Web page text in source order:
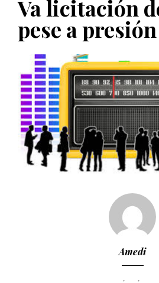
PUBLICADO EL 5 ENERO, 2023
Va licitación
pese a
Amedi